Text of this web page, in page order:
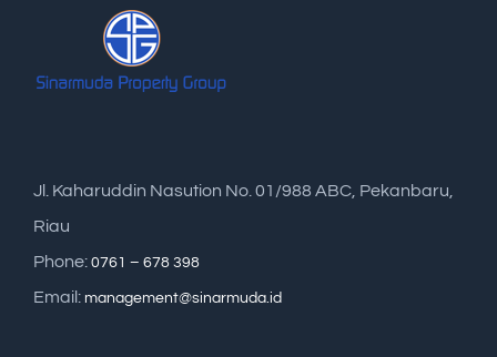
Jl. Kaharuddin Nasution No. 01/988 ABC, Pekanbaru,
Riau
Phone: 0761 – 678 398
Email: management@sinarmuda.id